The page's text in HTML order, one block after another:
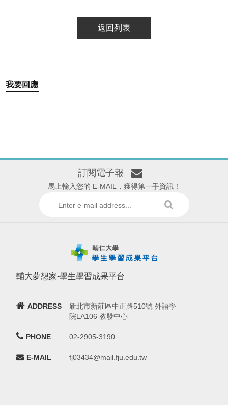
返回列表
我要回應
訂閱電子報
馬上輸入您的 E-MAIL，獲得第一手資訊！
輔大夢想家-學生學習成果平台
ADDRESS
新北市新莊區中正路510號 外語學
院LA106 教發中心
PHONE 02-2905-3190
E-MAIL fj03434@mail.fju.edu.tw